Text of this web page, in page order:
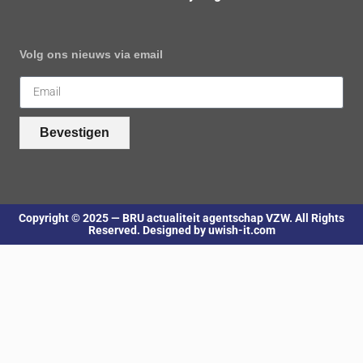
Volg ons nieuws via email
Bevestigen
Copyright © 2025 — BRU actualiteit agentschap VZW. All Rights
Reserved. Designed by uwish-it.com